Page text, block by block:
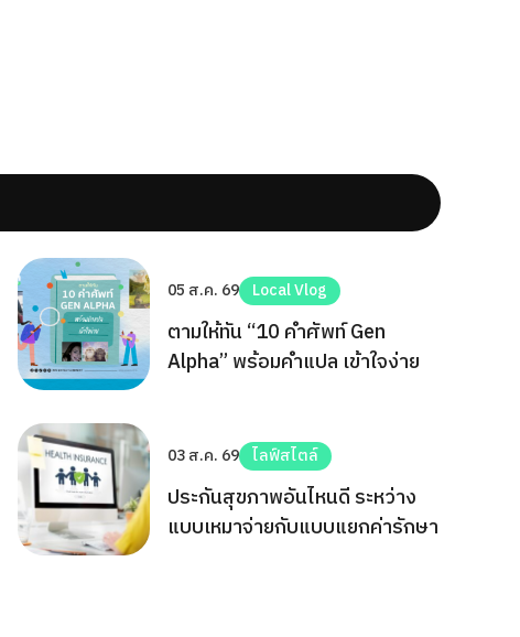
05 ส.ค. 69 Local Vlog
ตามให้ทัน “10 คำศัพท์ Gen
Alpha” พร้อมคำแปล เข้าใจง่าย
03 ส.ค. 69 ไลฟ์สไตล์
ประกันสุขภาพอันไหนดี ระหว่าง
แบบเหมาจ่ายกับแบบแยกค่ารักษา